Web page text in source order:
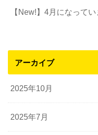
【New!】4月になってい
アーカイブ
2025年10月
2025年7月